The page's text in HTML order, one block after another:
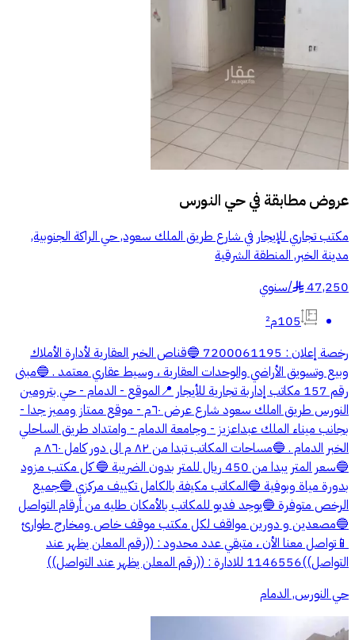
عروض مطابقة فيحي النورس
مكتب تجاري للإيجار في شارع طريق الملك سعود, حي الراكة الجنوبية,
مدينة الخبر, المنطقة الشرقية
47,250
§
/سنوي
105م²
رخصة إعلان : 7200061195 🔵قناص الخبر العقارية لأدارة الأملاك
وبيع وتسويق الأراضي والوحدات العقارية ، وسيط عقاري معتمد . 🔵مبنى
رقم 157 مكاتب إداربة تجارية للأيجار 📍الموقع - الدمام - حي بترومين
النورس طريق ااملك سعود شارع عرض ٦٠م - موقع ممتاز ومميز جدا -
بجانب ميناء الملك عبداعزيز - وجامعة الدمام - وامتداد طريق الساحلي
الخبر الدمام . 🔵مساحات المكاتب تبدا من ٨٢ م الى دور كامل ٨٦٠ م
🔵سعر المتر يبدا من 450 ريال للمتر بدون الضريبة 🔵 كل مكتب مزود
بدورة مياة وبوفية 🔵المكاتب مكيفة بالكامل تكييف مركزي 🔵جميع
الرخص متوفرة 🔵يوجد فديو للمكاتب بالأمكان طليه من أرقام التواصل
🔵مصعدين و دورين مواقف لكل مكتب موقف خاص ومخارج طوارئ
📱تواصل معنا الأن ، متبقي عدد محدود : ((رقم المعلن يظهر عند
التواصل))1146556 للادارة : ((رقم المعلن يظهر عند التواصل))
حي النورس, الدمام